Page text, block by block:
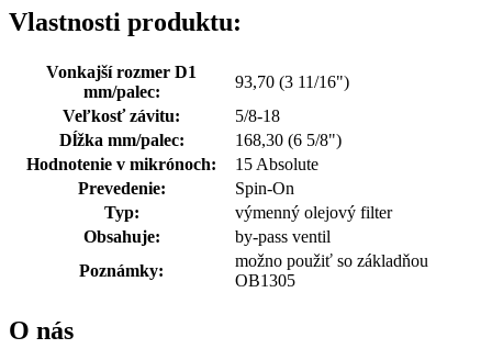
Vlastnosti produktu:
Vonkajší rozmer D1
mm/palec:
93,70 (3 11/16")
Veľkosť závitu:
5/8-18
Dĺžka mm/palec:
168,30 (6 5/8")
Hodnotenie v mikrónoch:
15 Absolute
Prevedenie:
Spin-On
Typ:
výmenný olejový filter
Obsahuje:
by-pass ventil
Poznámky:
možno použiť so základňou
OB1305
O nás